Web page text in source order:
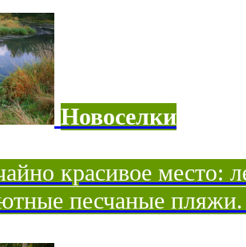
Новоселки
красивое место:
песчаные